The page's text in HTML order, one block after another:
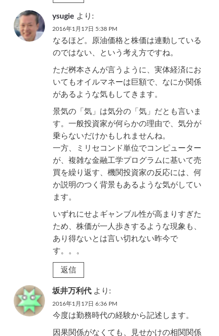
ysugie より:
2016年1月17日 5:38 PM
なるほど。原油価格と株価は連動している
のではない、という考え方ですね。
ただ桝本さんが言うように、実体経済にお
いてもオイルマネーは巨額で、なにか関係
があるような気もしてきます。
景気の「気」は気分の「気」だとも言いま
す。一般投資家が何らかの理由で、気分が
乗らないだけかもしれませんね。
一方、ミリセコンド単位でコンピューター
が、複雑な金融工学プログラムに基いて売
買を繰り返す、機関投資家の反応には、何
か説明のつく背景もあるような気がしてい
ます。
いずれにせよギャンブル性が高まりすぎた
ため、株価が一人歩きするような現象も、
あり得ないとは言い切れない昨今で
す。。。
返信
坂井万利代 より:
2016年1月17日 6:36 PM
今度は勤務時代の経験から記述します。
因果関係がなくても、見せかけの相関関係